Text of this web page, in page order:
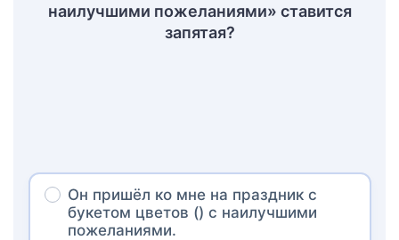
наилучшими пожеланиями» ставится
запятая?
Он пришёл ко мне на праздник с
букетом цветов () с наилучшими
пожеланиями.